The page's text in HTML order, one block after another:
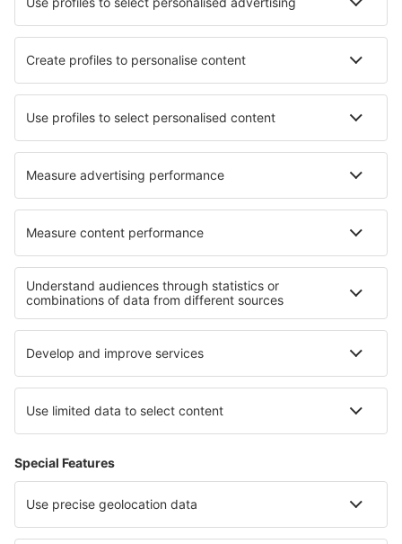
Cazare în Wolfenschiessen Cazare în Berlicum
Cazare în Porto Coda Cavallo Cazare în Lacave
Cazare în Kolno
Cele mai bune locuri de cazare - regiuni
Cazare in Costa Sur Cazare in Amazonas
Cazare in Junín National Reserve Cazare in Paracas
Cazare în Costa Norte Cazare în Sucre
Cazare in Mauritius Cazare in Alpbachtal
Cazare in Parcul Național Woliński